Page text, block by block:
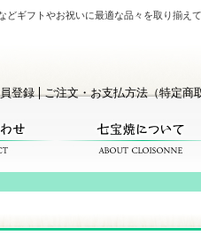
ギフトやお祝いに最適な品々を取り揃え
登録 ご注文・お支払方法（特定商